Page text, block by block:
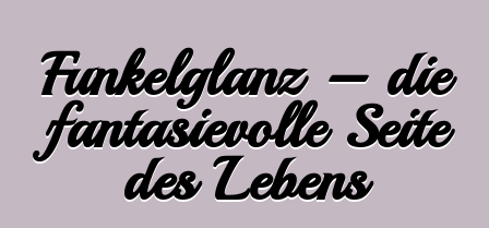
Funkelglanz – die
fantasievolle Seite
des Lebens